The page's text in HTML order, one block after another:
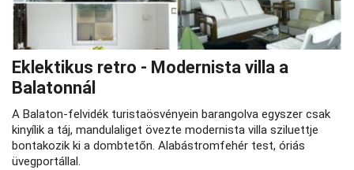
Eklektikus retro - Modernista villa a
Balatonnál
A Balaton-felvidék turistaösvényein barangolva egyszer csak
kinyílik a táj, mandulaliget övezte modernista villa sziluettje
bontakozik ki a dombtetőn. Alabástromfehér test, óriás
üvegportállal.